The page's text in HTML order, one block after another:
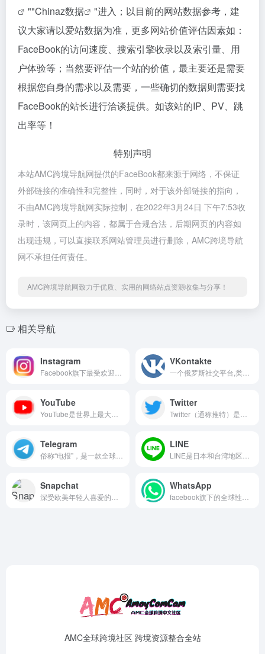
""Chinaz数据
"进入；以目前的网站数据参考，建
议大家请以爱站数据为准，更多网站价值评估因素如：
FaceBook的访问速度、搜索引擎收录以及索引量、用
户体验等；当然要评估一个站的价值，最主要还是需要
根据您自身的需求以及需要，一些确切的数据则需要找
FaceBook的站长进行洽谈提供。如该站的IP、PV、跳
出率等！
特别声明
本站AMC跨境导航网提供的FaceBook都来源于网络，不保证
外部链接的准确性和完整性，同时，对于该外部链接的指向，
不由AMC跨境导航网实际控制，在2022年3月24日 下午7:53收
录时，该网页上的内容，都属于合规合法，后期网页的内容如
出现违规，可以直接联系网站管理员进行删除，AMC跨境导航
网不承担任何责任。
AMC跨境导航网致力于优质、实用的网络站点资源收集与分享！
相关导航
Instagram VKontakte
YouTube Twitter
Telegram LINE
Snapchat WhatsApp
AMC全球跨境社区 跨境资源整合全站